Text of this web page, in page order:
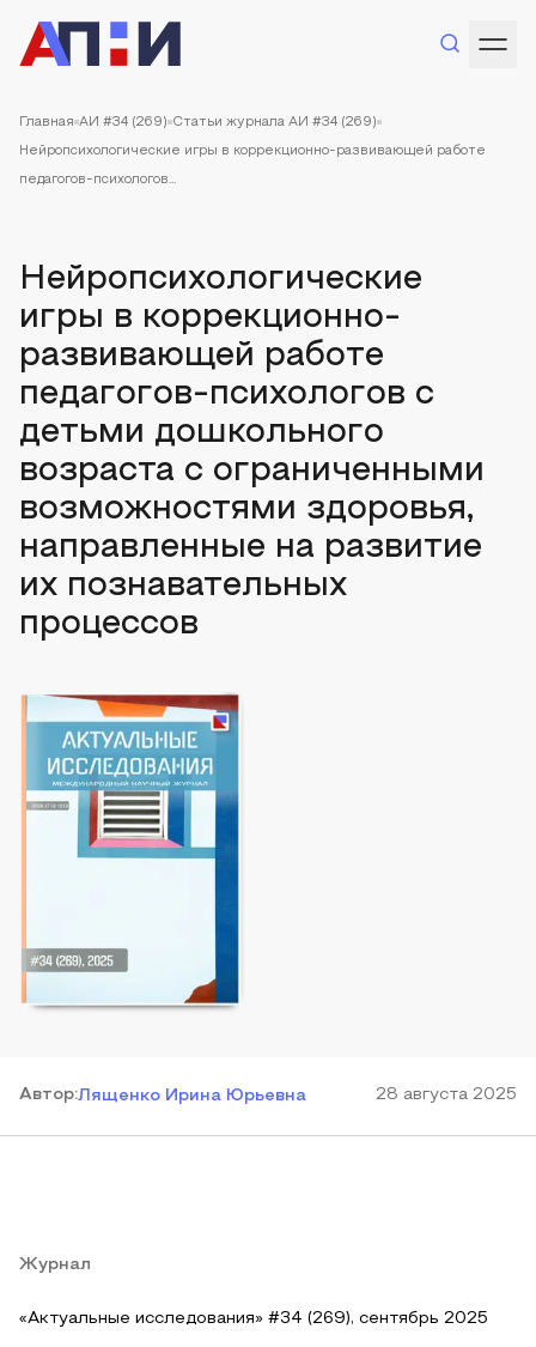
Главная АИ #34 (269) Статьи журнала АИ #34 (269)
Нейропсихологические игры в коррекционно-развивающей работе
педагогов-психологов...
Нейропсихологические
игры в коррекционно-
развивающей работе
педагогов-психологов с
детьми дошкольного
возраста с ограниченными
возможностями здоровья,
направленные на развитие
их познавательных
процессов
Автор:Лященко Ирина Юрьевна 28 августа 2025
Журнал
«Актуальные исследования» #34 (269), сентябрь 2025